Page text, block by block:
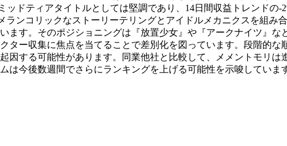
ッドティアタイトルとしては堅調であり、14日間収益トレンドの-
ランコリックなストーリーテリングとアイドルメカニクスを組
ます。そのポジショニングは『放置少女』や『アークナイツ』
ター収集に焦点を当てることで差別化を図っています。段階的
因する可能性があります。同業他社と比較して、メメントモリ
今後数週間でさらにランキングを上げる可能性を示唆していま